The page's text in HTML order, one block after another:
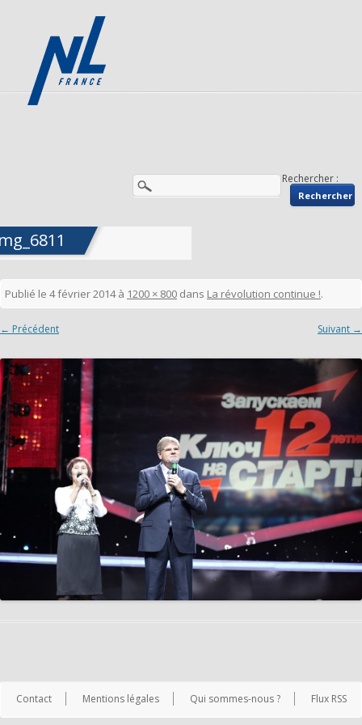
Rechercher :
Publié le 4 février 2014à 1200 × 800 dans La révolution continue !.
← Précédent Suivant →
Contact Mentions légales Qui sommes-nous ? Flux RSS